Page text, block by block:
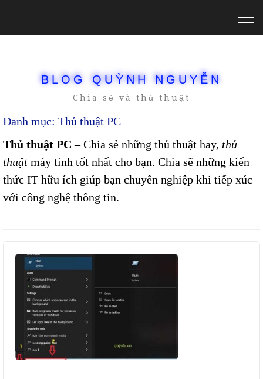
BLOG QUỲNH NGUYỄN
Chia sẻ và thủ thuật
Danh mục: Thủ thuật PC
Thủ thuật PC – Chia sẻ những thủ thuật hay, thủ
thuật máy tính tốt nhất cho bạn. Chia sẽ những kiến
thức IT hữu ích giúp bạn chuyên nghiệp khi tiếp xúc
với công nghệ thông tin.